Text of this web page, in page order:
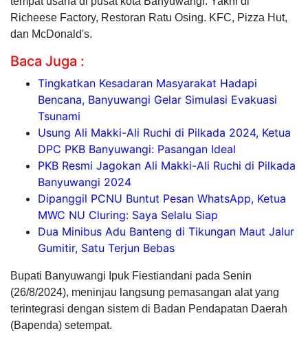
Richeese Factory, Restoran Ratu Osing. KFC, Pizza Hut,
dan McDonald's.
Baca Juga :
Tingkatkan Kesadaran Masyarakat Hadapi
Bencana, Banyuwangi Gelar Simulasi Evakuasi
Tsunami
Usung Ali Makki-Ali Ruchi di Pilkada 2024, Ketua
DPC PKB Banyuwangi: Pasangan Ideal
PKB Resmi Jagokan Ali Makki-Ali Ruchi di Pilkada
Banyuwangi 2024
Dipanggil PCNU Buntut Pesan WhatsApp, Ketua
MWC NU Cluring: Saya Selalu Siap
Dua Minibus Adu Banteng di Tikungan Maut Jalur
Gumitir, Satu Terjun Bebas
Bupati Banyuwangi Ipuk Fiestiandani pada Senin
(26/8/2024), meninjau langsung pemasangan alat yang
terintegrasi dengan sistem di Badan Pendapatan Daerah
(Bapenda) setempat.